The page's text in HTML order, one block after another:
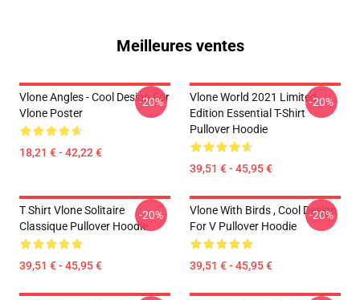
Meilleures ventes
Vlone Angles - Cool Design For
Vlone Poster
18,21 € - 42,22 €
-20%
Vlone World 2021 Limited
Edition Essential T-Shirt
Pullover Hoodie
39,51 € - 45,95 €
-20%
T Shirt Vlone Solitaire
Classique Pullover Hoodie
39,51 € - 45,95 €
-20%
Vlone With Birds , Cool Design
For V Pullover Hoodie
39,51 € - 45,95 €
-20%